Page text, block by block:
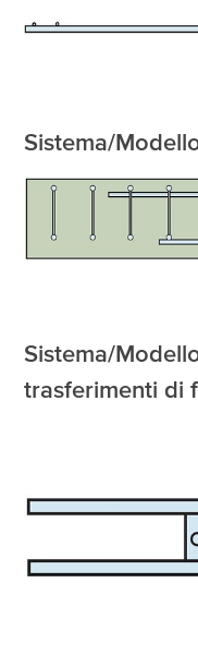
Sistema/
Sistema/
trasferimenti di